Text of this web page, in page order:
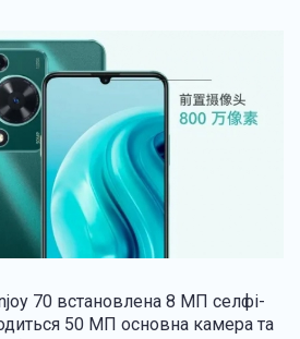
70 встановлена ​​8 МП селфі-
50 МП основна камера та